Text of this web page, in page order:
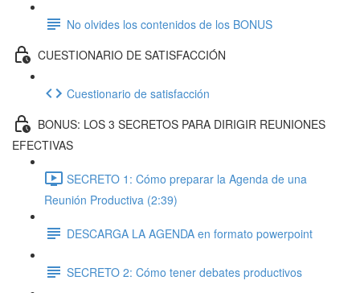
No olvides los contenidos de los BONUS
CUESTIONARIO DE SATISFACCIÓN
Cuestionario de satisfacción
BONUS: LOS 3 SECRETOS PARA DIRIGIR REUNIONES
EFECTIVAS
SECRETO 1: Cómo preparar la Agenda de una
Reunión Productiva (2:39)
DESCARGA LA AGENDA en formato powerpoint
SECRETO 2: Cómo tener debates productivos